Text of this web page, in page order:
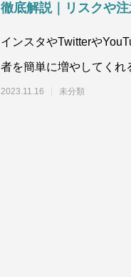
徹底解説｜リスクや
インスタやTwitterや
者を簡単に増やしてくれ
いての裏側を大暴露しま
2023.11.16 未分類